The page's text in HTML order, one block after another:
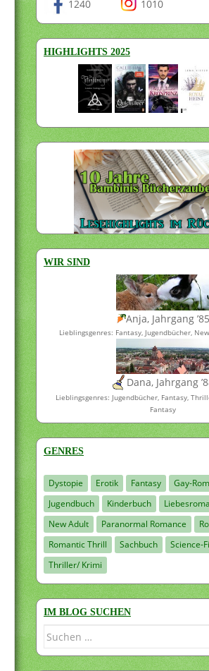
1240 1010
HIGHLIGHTS 2025
WIR SIND
Anja, Jahrgang ’85
Lieblingsgenres: Fantasy, Jugendbücher,
Dana, Jahrgang
Lieblingsgenres: Jugendbücher, Fantasy,
Fantasy
GENRES
Dystopie Erotik Fantasy
Gay-
Jugendbuch
Kinderbuch
New Adult
Paranormal Romance
Romantic Thrill
Sachbuch
Science-
Thriller/ Krimi
IM BLOG SUCHEN
Suchen